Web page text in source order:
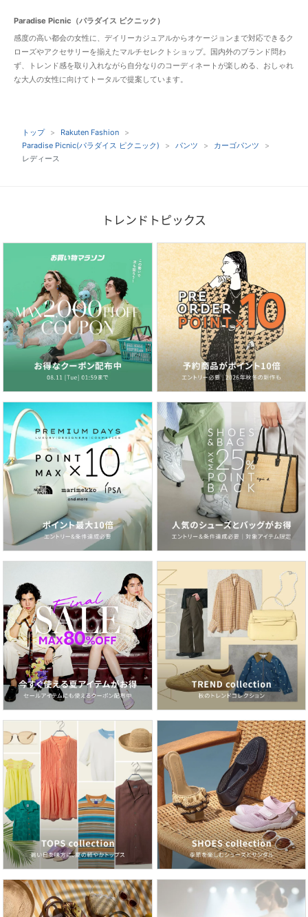
Paradise Picnic（パラダイス ピクニック）
感度の高い都会の女性に、デイリーカジュアルからオケージョンまで対応できるク
ローズやアクセサリーを揃えたマルチセレクトショップ。国内外のブランド問わ
ず、トレンド感を取り入れながら自分なりのコーディネートが楽しめる、おしゃれ
な大人の女性に向けてトータルで提案しています。
トップ
Rakuten Fashion
Paradise Picnic(パラダイス ピクニック)
パンツ
カーゴパンツ
レディース
トレンドトピックス